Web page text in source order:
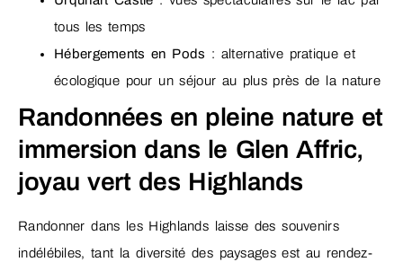
tous les temps
Hébergements en Pods : alternative pratique et
écologique pour un séjour au plus près de la nature
Randonnées en pleine nature et
immersion dans le Glen Affric,
joyau vert des Highlands
Randonner dans les Highlands laisse des souvenirs
indélébiles, tant la diversité des paysages est au rendez-